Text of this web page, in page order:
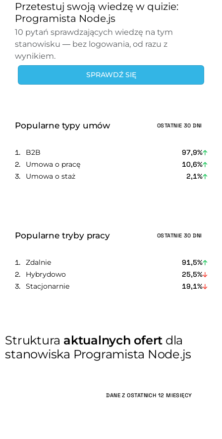
Przetestuj swoją wiedzę w quizie:
Programista Node.js
10 pytań sprawdzających wiedzę na tym
stanowisku — bez logowania, od razu z
wynikiem.
SPRAWDŹ SIĘ
Popularne typy umów OSTATNIE 30 DNI
B2B
97,9%
Umowa o pracę
10,6%
Umowa o staż
2,1%
Popularne tryby pracy OSTATNIE 30 DNI
Zdalnie
91,5%
Hybrydowo
25,5%
Stacjonarnie
19,1%
Struktura aktualnych ofert dla
stanowiska Programista Node.js
DANE Z OSTATNICH 12 MIESIĘCY